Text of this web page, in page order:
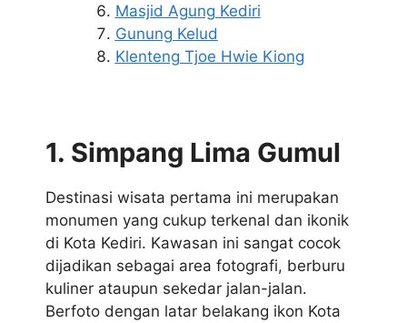
Masjid Agung Kediri
Gunung Kelud
Klenteng Tjoe Hwie Kiong
1. Simpang Lima Gumul
Destinasi wisata pertama ini merupakan
monumen yang cukup terkenal dan ikonik
di Kota Kediri. Kawasan ini sangat cocok
dijadikan sebagai area fotografi, berburu
kuliner ataupun sekedar jalan-jalan.
Berfoto dengan latar belakang ikon Kota